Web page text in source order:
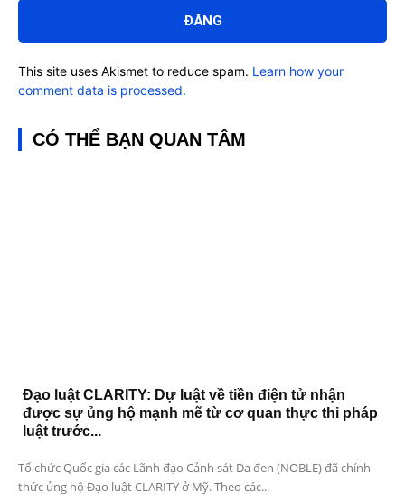
luận:
This site uses Akismet to reduce spam. Learn how your
comment data is processed.
CÓ THỂ BẠN QUAN TÂM
Đạo luật CLARITY: Dự luật về tiền điện tử nhận
được sự ủng hộ mạnh mẽ từ cơ quan thực thi pháp
luật trước...
Tổ chức Quốc gia các Lãnh đạo Cảnh sát Da đen (NOBLE) đã chính
thức ủng hộ Đạo luật CLARITY ở Mỹ. Theo các...